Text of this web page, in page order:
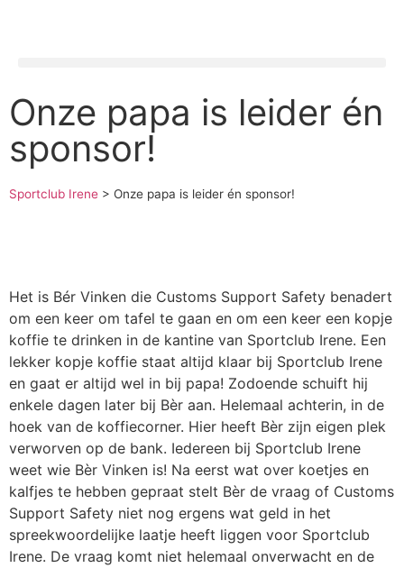
Onze papa is leider én
sponsor!
Sportclub Irene > Onze papa is leider én sponsor!
Het is Bér Vinken die Customs Support Safety benadert
om een keer om tafel te gaan en om een keer een kopje
koffie te drinken in de kantine van Sportclub Irene. Een
lekker kopje koffie staat altijd klaar bij Sportclub Irene
en gaat er altijd wel in bij papa! Zodoende schuift hij
enkele dagen later bij Bèr aan. Helemaal achterin, in de
hoek van de koffiecorner. Hier heeft Bèr zijn eigen plek
verworven op de bank. Iedereen bij Sportclub Irene
weet wie Bèr Vinken is! Na eerst wat over koetjes en
kalfjes te hebben gepraat stelt Bèr de vraag of Customs
Support Safety niet nog ergens wat geld in het
spreekwoordelijke laatje heeft liggen voor Sportclub
Irene. De vraag komt niet helemaal onverwacht en de